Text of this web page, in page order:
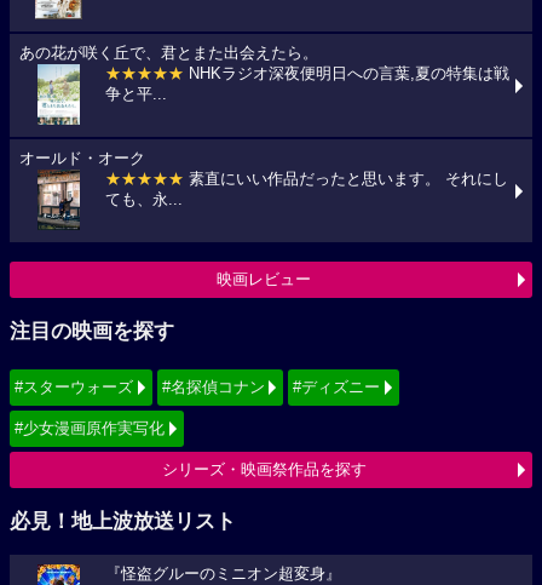
あの花が咲く丘で、君とまた出会えたら。
★★★★★ NHKラジオ深夜便明日への言葉,夏の特集は戦
争と平...
オールド・オーク
★★★★★ 素直にいい作品だったと思います。 それにし
ても、永...
映画レビュー
注目の映画を探す
#スターウォーズ #名探偵コナン #ディズニー
#少女漫画原作実写化
シリーズ・映画祭作品を探す
必見！地上波放送リスト
『怪盗グルーのミニオン超変身』